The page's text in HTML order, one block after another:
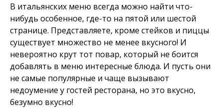
В итальянских меню всегда можно найти что-
нибудь особенное, где-то на пятой или шестой
странице. Представляете, кроме стейков и пиццы
существует множество не менее вкусного! И
невероятно крут тот повар, который не боится
добавлять в меню интересные блюда. И пусть они
не самые популярные и чаще вызывают
недоумение у гостей ресторана, но это вкусно,
безумно вкусно!